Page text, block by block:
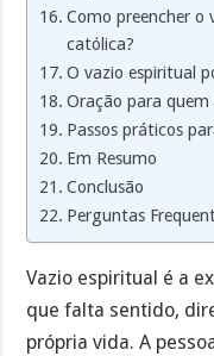
Como preencher o
católica?
O vazio espiritual
Oração para quem
Passos práticos
Em Resumo
Conclusão
Perguntas
Vazio espiritual é a
que falta sentido,
própria vida. A